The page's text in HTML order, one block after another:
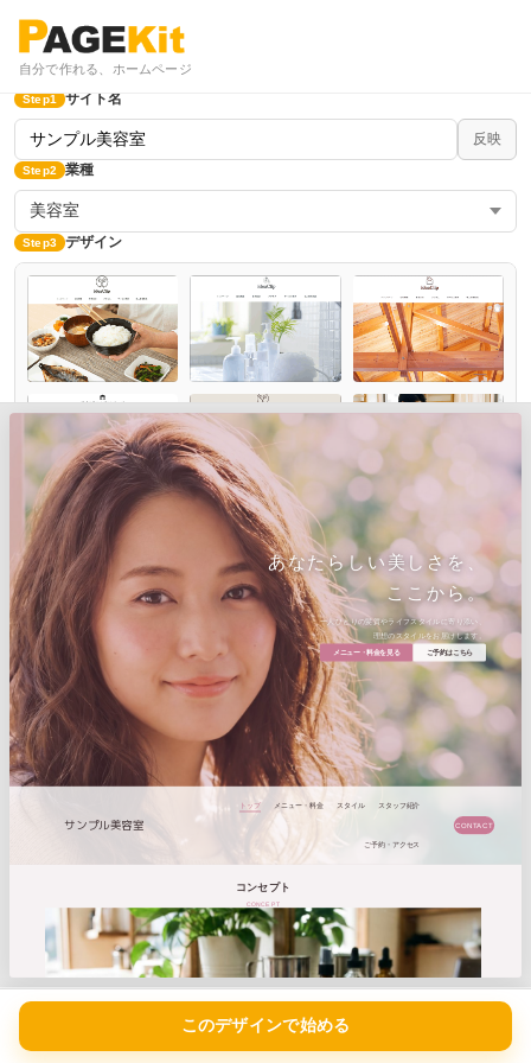
自分で作れる、ホームページ
Step1 サイト名
反映
Step2 業種
美容室
Step3 デザイン
すべてのデザインを見る
カラー選択
カラーリセット
このデザインで始める